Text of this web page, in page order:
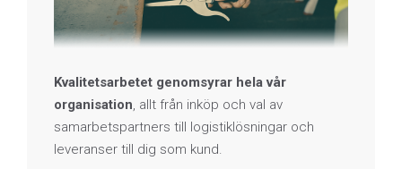
Kvalitetsarbetet genomsyrar hela vår
organisation , allt från inköp och val av
samarbetspartners till logistiklösningar och
leveranser till dig som kund.